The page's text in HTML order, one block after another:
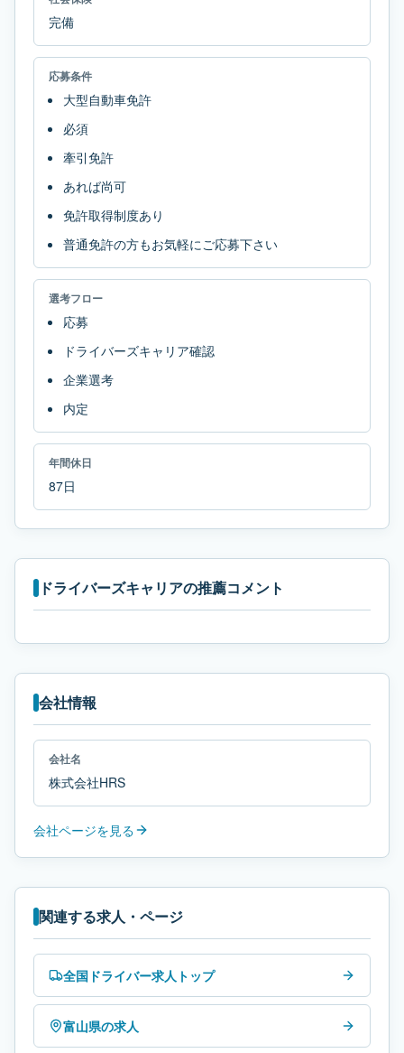
完備
応募条件
大型自動車免許
必須
牽引免許
あれば尚可
免許取得制度あり
普通免許の方もお気軽にご応募下さい
選考フロー
応募
ドライバーズキャリア確認
企業選考
内定
年間休日
87日
ドライバーズキャリアの推薦コメント
会社情報
会社名
株式会社HRS
会社ページを見る
関連する求人・ページ
全国ドライバー求人トップ
富山県の求人